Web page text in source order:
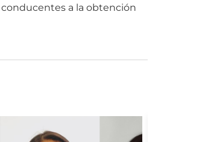
a la obtención